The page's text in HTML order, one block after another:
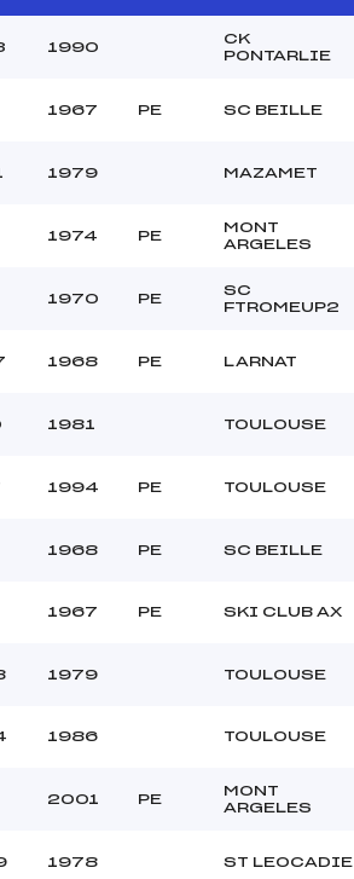
Montée Max. :
1990
CK
PONTARLIE
1967 PE SC BEILLE
1979 MAZAMET
1974 PE
MONT
ARGELES
1970 PE
SC
FTROMEUP2
1968 PE LARNAT
1981 TOULOUSE
1994 PE TOULOUSE
1968 PE SC BEILLE
1967 PE SKI CLUB AX
1979 TOULOUSE
1986 TOULOUSE
2001 PE
MONT
ARGELES
1978 ST LEOCADIE